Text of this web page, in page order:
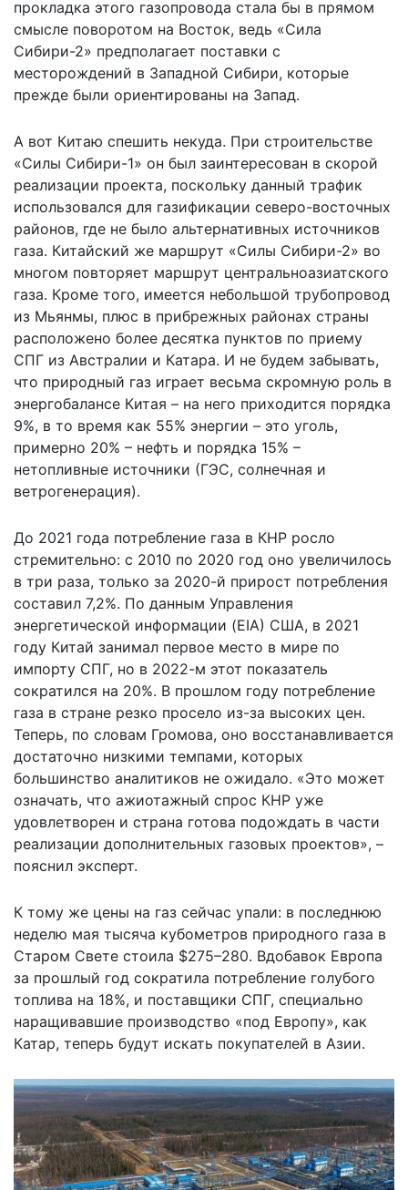
прокладка этого газопровода стала бы в прямом
смысле поворотом на Восток, ведь «Сила
Сибири-2» предполагает поставки с
месторождений в Западной Сибири, которые
прежде были ориентированы на Запад.
А вот Китаю спешить некуда. При строительстве
«Силы Сибири-1» он был заинтересован в скорой
реализации проекта, поскольку данный трафик
использовался для газификации северо-восточных
районов, где не было альтернативных источников
газа. Китайский же маршрут «Силы Сибири-2» во
многом повторяет маршрут центральноазиатского
газа. Кроме того, имеется небольшой трубопровод
из Мьянмы, плюс в прибрежных районах страны
расположено более десятка пунктов по приему
СПГ из Австралии и Катара. И не будем забывать,
что природный газ играет весьма скромную роль в
энергобалансе Китая – на него приходится порядка
9%, в то время как 55% энергии – это уголь,
примерно 20% – нефть и порядка 15% –
нетопливные источники (ГЭС, солнечная и
ветрогенерация).
До 2021 года потребление газа в КНР росло
стремительно: с 2010 по 2020 год оно увеличилось
в три раза, только за 2020-й прирост потребления
составил 7,2%. По данным Управления
энергетической информации (EIA) США, в 2021
году Китай занимал первое место в мире по
импорту СПГ, но в 2022-м этот показатель
сократился на 20%. В прошлом году потребление
газа в стране резко просело из-за высоких цен.
Теперь, по словам Громова, оно восстанавливается
достаточно низкими темпами, которых
большинство аналитиков не ожидало. «Это может
означать, что ажиотажный спрос КНР уже
удовлетворен и страна готова подождать в части
реализации дополнительных газовых проектов», –
пояснил эксперт.
К тому же цены на газ сейчас упали: в последнюю
неделю мая тысяча кубометров природного газа в
Старом Свете стоила $275–280. Вдобавок Европа
за прошлый год сократила потребление голубого
топлива на 18%, и поставщики СПГ, специально
наращивавшие производство «под Европу», как
Катар, теперь будут искать покупателей в Азии.